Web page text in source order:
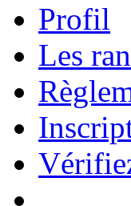
Profil
Les